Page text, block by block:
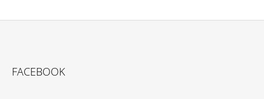
FACEBOOK